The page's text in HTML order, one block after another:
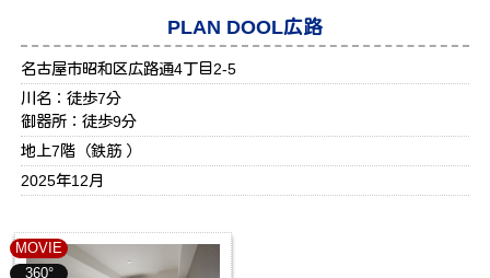
PLAN DOOL広路
名古屋市昭和区広路通4丁目2-5
川名：徒歩7分
御器所：徒歩9分
地上7階（鉄筋 ）
2025年12月
MOVIE
360°